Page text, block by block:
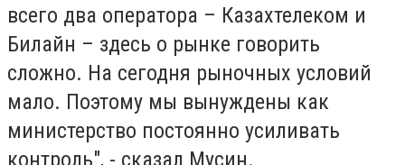
всего два оператора – Казахтелеком и
Билайн – здесь о рынке говорить
сложно. На сегодня рыночных условий
мало. Поэтому мы вынуждены как
министерство постоянно усиливать
контроль", - сказал Мусин.